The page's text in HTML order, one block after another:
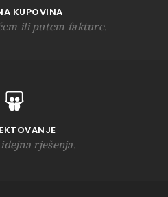
KUPOVINA
ili putem fakture.
rješenja.